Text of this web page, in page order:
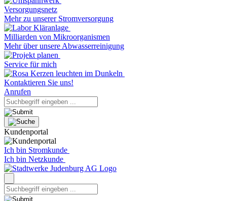
Versorgungsnetz
Mehr zu unserer Stromversorgung
Milliarden von Mikroorganismen
Mehr über unsere Abwasserreinigung
Service für mich
Kontaktieren Sie uns!
Anrufen
Kundenportal
Ich bin Stromkunde
Ich bin Netzkunde